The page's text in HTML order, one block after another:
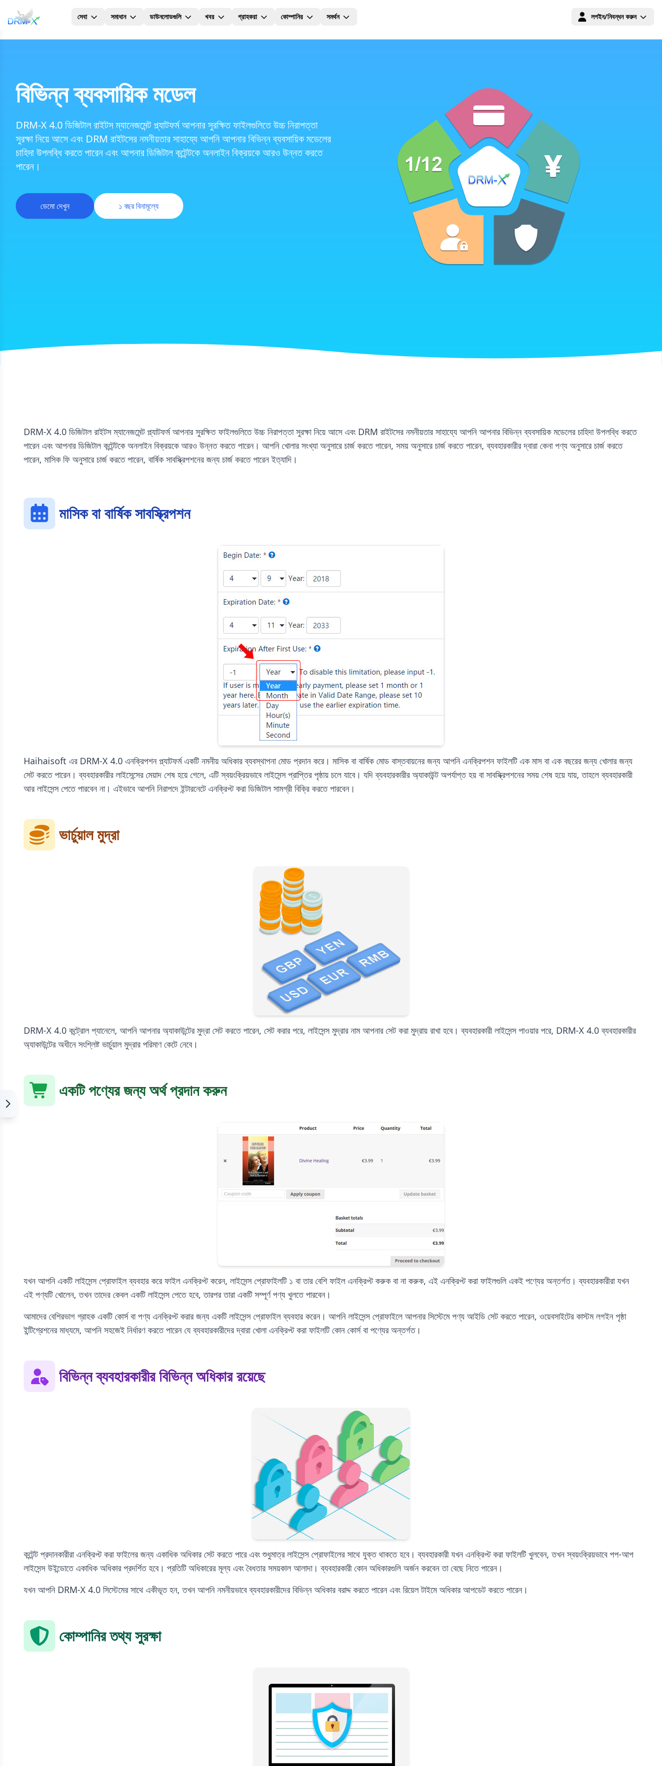
হোম সেবা সমাধান ডাউনলোডগুলি খবর গ্রাহকরা কোম্পানির সমর্থন লগইন/নিবন্ধন করুন
বিভিন্ন ব্যবসায়িক মডেল
DRM-X 4.0 ডিজিটাল রাইটস ম্যানেজমেন্ট প্ল্যাটফর্ম আপনার সুরক্ষিত ফাইলগুলিতে উচ্চ নিরাপত্তা
সুরক্ষা নিয়ে আসে এবং DRM রাইটসের নমনীয়তার সাহায্যে আপনি আপনার বিভিন্ন ব্যবসায়িক মডেলের
চাহিদা উপলব্ধি করতে পারেন এবং আপনার ডিজিটাল কন্টেন্টকে অনলাইন বিক্রয়কে আরও উন্নত করতে
পারেন।
ডেমো দেখুন ১ বছর বিনামূল্যে
DRM-X 4.0 ডিজিটাল রাইটস ম্যানেজমেন্ট প্ল্যাটফর্ম আপনার সুরক্ষিত ফাইলগুলিতে উচ্চ নিরাপত্তা সুরক্ষা নিয়ে আসে এবং DRM রাইটসের নমনীয়তার সাহায্যে আপনি আপনার বিভিন্ন ব্যবসায়িক মডেলের চাহিদা উপলব্ধি করতে
পারেন এবং আপনার ডিজিটাল কন্টেন্টকে অনলাইন বিক্রয়কে আরও উন্নত করতে পারেন। আপনি খোলার সংখ্যা অনুসারে চার্জ করতে পারেন, সময় অনুসারে চার্জ করতে পারেন, ব্যবহারকারীর দ্বারা কেনা পণ্য অনুসারে চার্জ করতে
পারেন, মাসিক ফি অনুসারে চার্জ করতে পারেন, বার্ষিক সাবস্ক্রিপশনের জন্য চার্জ করতে পারেন ইত্যাদি।
মাসিক বা বার্ষিক সাবস্ক্রিপশন
Haihaisoft এর DRM-X 4.0 এনক্রিপশন প্ল্যাটফর্ম একটি নমনীয় অধিকার ব্যবস্থাপনা মোড প্রদান করে। মাসিক বা বার্ষিক মোড বাস্তবায়নের জন্য আপনি এনক্রিপশন ফাইলটি এক মাস বা এক বছরের জন্য খোলার জন্য
সেট করতে পারেন। ব্যবহারকারীর লাইসেন্সের মেয়াদ শেষ হয়ে গেলে, এটি স্বয়ংক্রিয়ভাবে লাইসেন্স প্রাপ্তির পৃষ্ঠায় চলে যাবে। যদি ব্যবহারকারীর অ্যাকাউন্ট অপর্যাপ্ত হয় বা সাবস্ক্রিপশনের সময় শেষ হয়ে যায়, তাহলে ব্যবহারকারী
আর লাইসেন্স পেতে পারবেন না। এইভাবে আপনি নিরাপদে ইন্টারনেটে এনক্রিপ্ট করা ডিজিটাল সামগ্রী বিক্রি করতে পারবেন।
ভার্চুয়াল মুদ্রা
DRM-X 4.0 কন্ট্রোল প্যানেলে, আপনি আপনার অ্যাকাউন্টের মুদ্রা সেট করতে পারেন, সেট করার পরে, লাইসেন্স মুদ্রার নাম আপনার সেট করা মুদ্রায় রাখা হবে। ব্যবহারকারী লাইসেন্স পাওয়ার পরে, DRM-X 4.0 ব্যবহারকারীর
অ্যাকাউন্টের অধীনে সংশ্লিষ্ট ভার্চুয়াল মুদ্রার পরিমাণ কেটে নেবে।
একটি পণ্যের জন্য অর্থ প্রদান করুন
যখন আপনি একটি লাইসেন্স প্রোফাইল ব্যবহার করে ফাইল এনক্রিপ্ট করেন, লাইসেন্স প্রোফাইলটি ১ বা তার বেশি ফাইল এনক্রিপ্ট করুক বা না করুক, এই এনক্রিপ্ট করা ফাইলগুলি একই পণ্যের অন্তর্গত। ব্যবহারকারীরা যখন
এই পণ্যটি খোলেন, তখন তাদের কেবল একটি লাইসেন্স পেতে হবে, তারপর তারা একটি সম্পূর্ণ পণ্য খুলতে পারবেন।
আমাদের বেশিরভাগ গ্রাহক একটি কোর্স বা পণ্য এনক্রিপ্ট করার জন্য একটি লাইসেন্স প্রোফাইল ব্যবহার করেন। আপনি লাইসেন্স প্রোফাইলে আপনার সিস্টেমে পণ্য আইডি সেট করতে পারেন, ওয়েবসাইটের কাস্টম লগইন পৃষ্ঠা
ইন্টিগ্রেশনের মাধ্যমে, আপনি সহজেই নির্ধারণ করতে পারেন যে ব্যবহারকারীদের দ্বারা খোলা এনক্রিপ্ট করা ফাইলটি কোন কোর্স বা পণ্যের অন্তর্গত।
বিভিন্ন ব্যবহারকারীর বিভিন্ন অধিকার রয়েছে
কন্টেন্ট প্রদানকারীরা এনক্রিপ্ট করা ফাইলের জন্য একাধিক অধিকার সেট করতে পারে এবং শুধুমাত্র লাইসেন্স প্রোফাইলের সাথে যুক্ত থাকতে হবে। ব্যবহারকারী যখন এনক্রিপ্ট করা ফাইলটি খুলবেন, তখন স্বয়ংক্রিয়ভাবে পপ-আপ
লাইসেন্স উইন্ডোতে একাধিক অধিকার প্রদর্শিত হবে। প্রতিটি অধিকারের মূল্য এবং বৈধতার সময়কাল আলাদা। ব্যবহারকারী কোন অধিকারগুলি অর্জন করবেন তা বেছে নিতে পারেন।
যখন আপনি DRM-X 4.0 সিস্টেমের সাথে একীভূত হন, তখন আপনি নমনীয়ভাবে ব্যবহারকারীদের বিভিন্ন অধিকার বরাদ্দ করতে পারেন এবং রিয়েল টাইমে অধিকার আপডেট করতে পারেন।
কোম্পানির তথ্য সুরক্ষা